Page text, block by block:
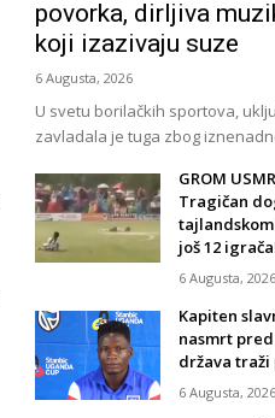
povorka, dirljiva
koji izazivaju suze
6 Augusta, 2026
U svetu borilačkih sportova,
zavladala je tuga zbog
GROM
Tragičan
još 12
6 Augusta, 2026
Kapiten
nasmrt
država traži
6 Augusta, 2026